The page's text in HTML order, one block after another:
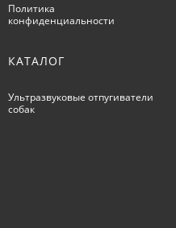
Политика
конфиденциальности
КАТАЛОГ
Ультразвуковые отпугиватели
собак